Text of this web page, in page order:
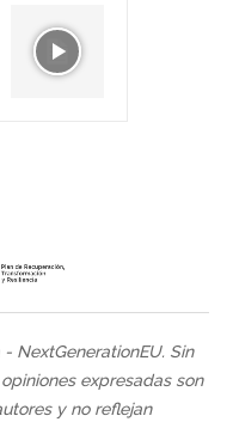
NextGenerationEU. Sin
expresadas son
y no reflejan